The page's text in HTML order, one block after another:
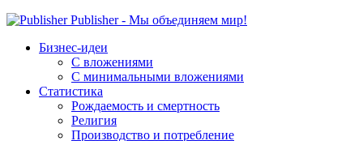
Publisher - Мы объединяем мир!
Бизнес-идеи
С вложениями
С минимальными вложениями
Статистика
Рождаемость и смертность
Религия
Производство и потребление